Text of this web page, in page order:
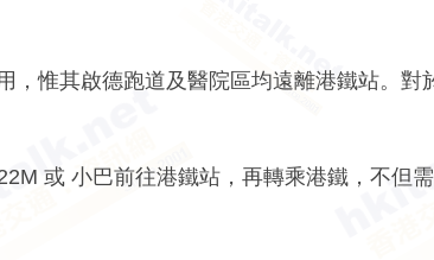
，惟其啟德跑道及醫院區均遠離港鐵站。對
或 小巴前往港鐵站，再轉乘港鐵，不但